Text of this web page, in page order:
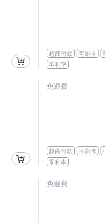
超商付款 可刷卡
零利率
免運費
超商付款 可刷卡
零利率
免運費